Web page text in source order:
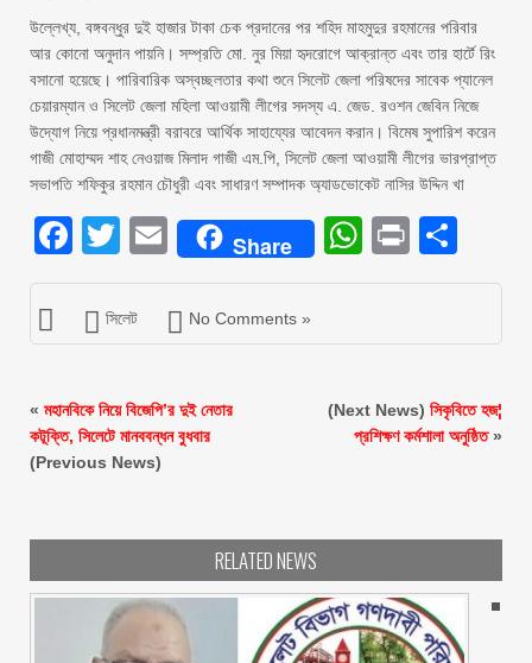
উল্লেখ্য, বঙ্গবন্ধুর দুই হাজার টাকা চেক প্রদানের পর শহিদ মাহমুদুর রহমানের পরিবার
আর কোনো অনুদান পায়নি। সম্প্রতি মো. নুর মিয়া হৃদরোগে আক্রান্ত এবং তার হার্টে রিং
বসানো হয়েছে। পারিবারিক অস্বচ্ছলতার কথা শুনে সিলেট জেলা পরিষদের সাবেক প্যানেল
চেয়ারম্যান ও সিলেট জেলা মহিলা আওয়ামী লীগের সদস্য এ. জেড. রওশন জেবিন নিজে
উদ্যোগ নিয়ে প্রধানমন্ত্রী বরাবরে আর্থিক সাহায্যের আবেদন করান। বিমেষ সুপারিশ করেন
গাজী মোহাম্মদ শাহ নেওয়াজ মিলাদ গাজী এম.পি, সিলেট জেলা আওয়ামী লীগের ভারপ্রাপ্ত
সভাপতি শফিকুর রহমান চৌধুরী এবং সাধারণ সম্পাদক অ্যাডভোকেট নাসির উদ্দিন খা
Facebook
Twitter
EmailShare Print
সিলেট No Comments »
« মহানবিকে নিয়ে বিজেপি’র দুই নেতার
কটূক্তি, সিলেটে মানববন্ধন বুধবার
(Previous News)
(Next News) সিকৃবিতে হজ¦
প্রশিক্ষণ কর্মশালা অনুষ্ঠিত»
RELATED NEWS